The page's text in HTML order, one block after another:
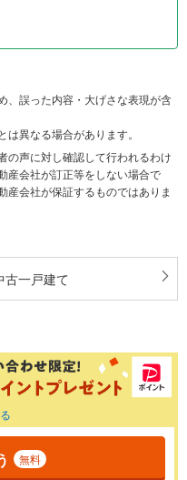
、誤った内容・大げさな表現が含
異なる場合があります。
の声に対し確認して行われるわけ
産会社が訂正等をしない場合で
産会社が保証するものではありま
古一戸建て
無料